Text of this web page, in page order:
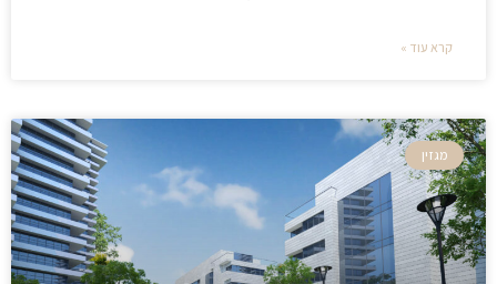
קרא עוד »
מגזין